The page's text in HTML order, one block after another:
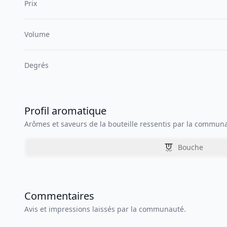
Prix
Volume
Degrés
Profil aromatique
Arômes et saveurs de la bouteille ressentis par la
Bouche
Commentaires
Avis et impressions laissés par la communauté.